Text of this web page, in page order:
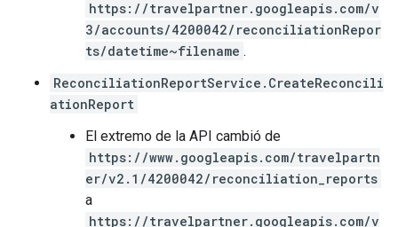
https://travelpartner.googleapis.com/v
3/accounts/4200042/reconciliationRepor
ts/datetime~filename .
ReconciliationReportService.CreateReconcili
ationReport
El extremo de la API cambió de
https://www.googleapis.com/travelpartn
er/v2.1/4200042/reconciliation_reports
a
https://travelpartner.googleapis.com/v